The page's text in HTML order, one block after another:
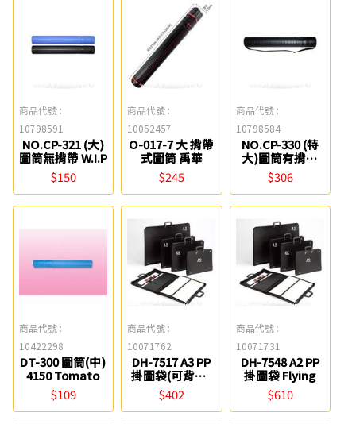
商品代號 :
10798591
NO.CP-321 (大)
圖筒無揹帶 W.I.P
$150
商品代號 :
10052457
O-017-7 大 揹帶
式圖筒 禹華
$245
商品代號 :
10798584
NO.CP-330 (特
大)圖筒有揹帶
W.I.P
$306
商品代號 :
10422298
DT-300 圖筒(中)
4150 Tomato
$109
商品代號 :
10071762
DH-7517 A3 PP
掛圖袋(可背式)
Flying
$402
商品代號 :
10071731
DH-7548 A2 PP
掛圖袋 Flying
$610